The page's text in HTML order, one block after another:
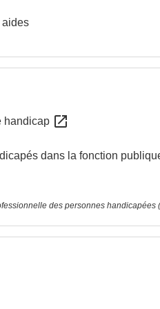
aides
handicap open_in_new
dans la fonction
des personnes handicapées